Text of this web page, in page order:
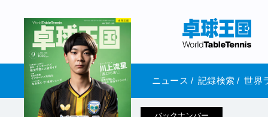
ニュース / 記録検索 / 世界